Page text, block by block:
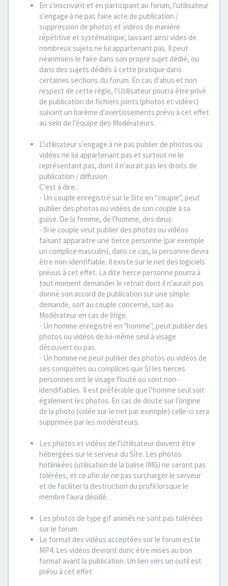
En s'inscrivant et en participant au forum, l'utilisateur
s'engage à ne pas faire acte de publication /
suppression de photos et vidéos de manière
répétitive et systématique, laissant ainsi vides de
nombreux sujets ne lui appartenant pas. Il peut
néanmoins le faire dans son propre sujet dédié, ou
dans des sujets dédiés à cette pratique dans
certaines sections du forum. En cas d'abus et non
respect de cette règle, l'Utilisateur pourra être privé
de publication de fichiers joints (photos et vidéos)
suivant un barème d'avertissements prévu à cet effet
au sein de l'équipe des Modérateurs.
L'utilisateur s'engage à ne pas publier de photos ou
vidéos ne lui appartenant pas et surtout ne le
représentant pas, dont il n'aurait pas les droits de
publication / diffusion.
C'est à dire :
- Un couple enregistré sur le Site en "couple", peut
publier des photos ou vidéos de son couple à sa
guise. De la femme, de l'homme, des deux.
- Si le couple veut publier des photos ou vidéos
faisant apparaitre une tierce personne (par exemple
un complice masculin), dans ce cas, la personne devra
être non-identifiable. Il existe sur le net des logiciels
prévus à cet effet. La dite tierce personne pourra à
tout moment demander le retrait dont il n'aurait pas
donné son accord de publication sur une simple
demande, soit au couple concerné, soit au
Modérateur en cas de litige.
- Un homme enregistré en "homme", peut publier des
photos ou vidéos de lui-même seul à visage
découvert ou pas.
- Un homme ne peut publier des photos ou vidéos de
ses conquètes ou complices que SI les tierces
personnes ont le visage flouté ou sont non-
idendifiables. Il est préférable que l’homme seul soit
également les photos. En cas de doute sur l’origine
de la photo (volée sur le net par exemple) celle-ci sera
supprimée par les modérateurs.
Les photos et vidéos de l'Utilisateur doivent être
hébergées sur le serveur du Site. Les photos
hotlinkées (utilisation de la balise IMG) ne seront pas
tolérées, et ce afin de ne pas surcharger le serveur
et de faciliter la destruction du profil lorsque le
membre l'aura décidé.
Les photos de type gif animés ne sont pas tolérées
sur le forum.
Le format des vidéos acceptées sur le forum est le
MP4. Les vidéos devront donc être mises au bon
format avant la publication. Un lien vers un outil est
prévu à cet effet.